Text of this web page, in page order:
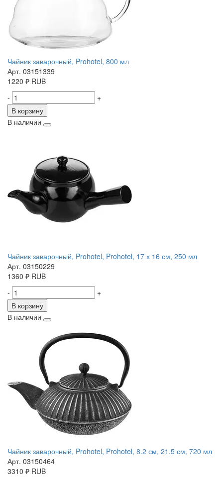
Чайник заварочный, Prohotel, 800 мл
Арт. 03151339
1220 ₽ RUB
-
+
В корзину
В наличии
Чайник заварочный, Prohotel, Prohotel, 17 х 16 см, 250 мл
Арт. 03150229
1360 ₽ RUB
-
+
В корзину
В наличии
Чайник заварочный, Prohotel, Prohotel, 8.2 см, 21.5 см, 720 мл
Арт. 03150464
3310 ₽ RUB